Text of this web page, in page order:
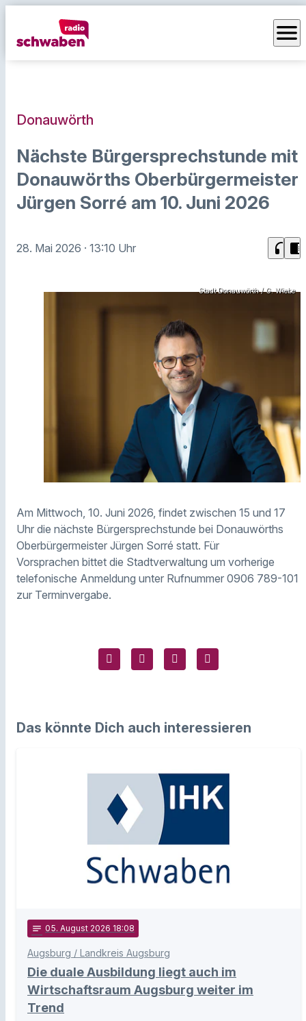
menu
Donauwörth
Nächste Bürgersprechstunde mit
Donauwörths Oberbürgermeister
Jürgen Sorré am 10. Juni 2026
28. Mai 2026 · 13:10 Uhr headphones chrome_reader_mode
Stadt Donauwörth / G. Wiebe
Am Mittwoch, 10. Juni 2026, findet zwischen 15 und 17
Uhr die nächste Bürgersprechstunde bei Donauwörths
Oberbürgermeister Jürgen Sorré statt. Für
Vorsprachen bittet die Stadtverwaltung um vorherige
telefonische Anmeldung unter Rufnummer 0906 789-101
zur Terminvergabe.
Das könnte Dich auch interessieren
notes 05. August 2026 18:08
Augsburg / Landkreis Augsburg
Die duale Ausbildung liegt auch im
Wirtschaftsraum Augsburg weiter im
Trend